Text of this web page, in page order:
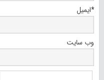
ایمیل*
وب‌ سایت